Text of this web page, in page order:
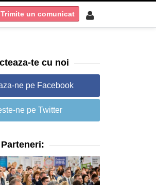
Trimite un comunicat
te cu noi
ne pe Facebook
ne pe Twitter
Parteneri: